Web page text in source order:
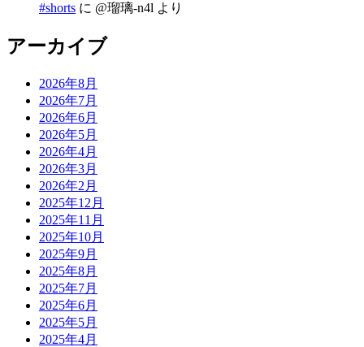
#shorts に @瑠璃-n4l より
アーカイブ
2026年8月
2026年7月
2026年6月
2026年5月
2026年4月
2026年3月
2026年2月
2025年12月
2025年11月
2025年10月
2025年9月
2025年8月
2025年7月
2025年6月
2025年5月
2025年4月